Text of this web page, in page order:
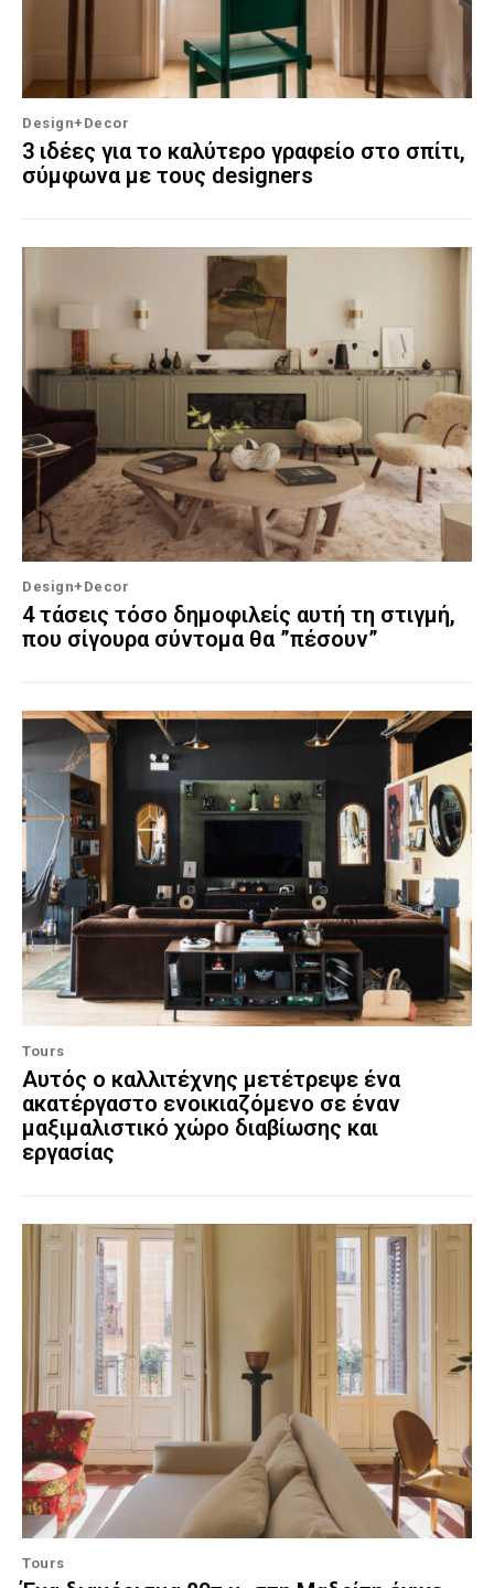
Design+Decor
3 ιδέες για το καλύτερο γραφείο στο σπίτι,
σύμφωνα με τους designers
Design+Decor
4 τάσεις τόσο δημοφιλείς αυτή τη στιγμή,
που σίγουρα σύντομα θα ”πέσουν”
Tours
Αυτός ο καλλιτέχνης μετέτρεψε ένα
ακατέργαστο ενοικιαζόμενο σε έναν
μαξιμαλιστικό χώρο διαβίωσης και
εργασίας
Tours